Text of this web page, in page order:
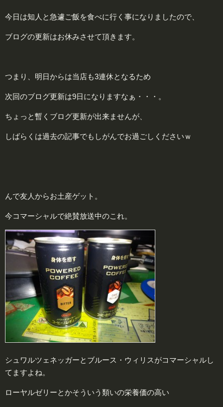
今日は知人と急遽ご飯を食べに行く事になりましたので、
ブログの更新はお休みさせて頂きます。
つまり、明日からは当店も3連休となるため
次回のブログ更新は9日になりますなぁ・・・。
ちょっと暫くブログ更新が出来ませんが、
しばらくは過去の記事でもしがんでお過ごしくださいｗ
んで友人からお土産ゲット。
今コマーシャルで絶賛放送中のこれ。
シュワルツェネッガーとブルース・ウィリスがコマーシャルし
てますよね。
ローヤルゼリーとかそういう類いの栄養価の高い